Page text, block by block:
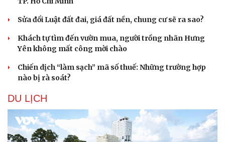
Nam khoa
Làm đẹp - giảm cân
Phòng mạch online
Ăn sạch sống khỏe
Sửa đổi Luật đất đai, giá đất nền, chung cư sẽ ra sao?
Khách tự tìm đến vườn mua, người trồng nhãn Hưng
Yên không mất công mời chào
Chiến dịch “làm sạch” mã số thuế: Những trường hợp
nào bị rà soát?
DU LỊCH